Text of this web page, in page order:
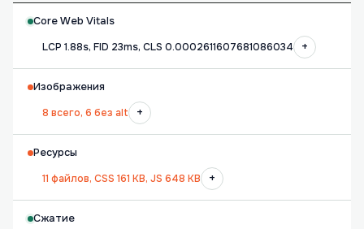
Core Web Vitals
LCP 1.88s, FID 23ms, CLS 0.0002611607681086034
+
Изображения
8 всего, 6 без alt
+
Ресурсы
11 файлов, CSS 161 KB, JS 648 KB
+
Сжатие